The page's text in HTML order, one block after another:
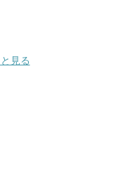
見る